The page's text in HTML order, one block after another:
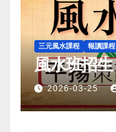
三元風水課程 報讀課程
風水班招生
2026-03-25